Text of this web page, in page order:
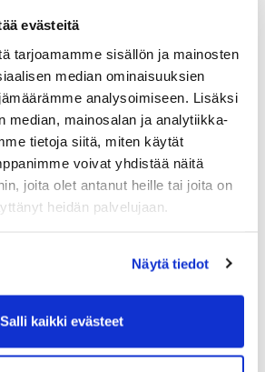
evästeitä
tarjoamamme sisällön ja mainosten
median ominaisuuksien
analysoimiseen. Lisäksi
median, mainosalan ja analytiikka-
tietoja siitä, miten käytät
voivat yhdistää näitä
joita olet antanut heille tai joita on
heidän palvelujaan.
Näytä tiedot
Salli kaikki evästeet
maksettavaksi ostoksen
laskuilla kuukauden välein.
pelioikeuden ostamisesta, ole